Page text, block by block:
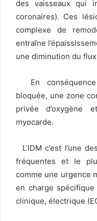
des vaisseaux qui
coronaires). Ces
complexe de
entraîne
une diminution du
En conséquence
bloquée, une zone
privée d’oxygène
myocarde.
L’IDM c’est l’une
fréquentes et le
comme une urgence
en charge
clinique, électrique